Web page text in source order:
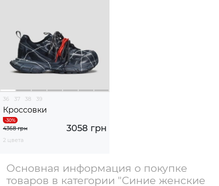
36 37 38 39
Кроссовки
3058 грн
4368 грн
2 цвета
Основная информация о покупке
товаров в категории "Синие женские